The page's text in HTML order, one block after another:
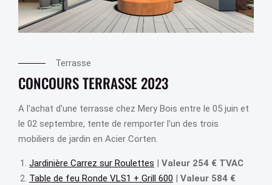
Terrasse
CONCOURS TERRASSE 2023
A l'achat d'une terrasse chez Mery Bois entre le 05 juin et
le 02 septembre, tente de remporter l'un des trois
mobiliers de jardin en Acier Corten.
Jardinière Carrez sur Roulettes | Valeur 254 € TVAC
Table de feu Ronde VLS1 + Grill 600 | Valeur 584 €